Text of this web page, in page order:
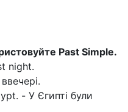
Past Simple.
night.
- У Єгипті були